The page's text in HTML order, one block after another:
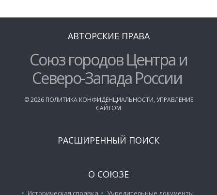
АВТОРСКИЕ ПРАВА
Союз городов Центра и
Северо-Запада России
©2026 ПОЛИТИКА КОНФИДЕНЦИАЛЬНОСТИ, УПРАВЛЕНИЕ
САЙТОМ
РАСШИРЕННЫЙ ПОИСК
О СОЮЗЕ
Историческая справка Учредительные документы